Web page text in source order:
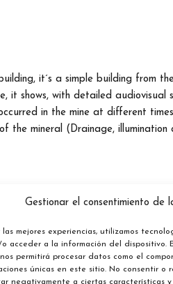
Gestionar el consentimiento de
las mejores experiencias, utilizamos
o acceder a la información del dispositivo.
permitirá procesar datos como el
únicas en este sitio. No consentir o
negativamente a ciertas características y
it´s a simple building from
it shows, with detailed audiovisual
in the mine at different
the mineral (Drainage, illumination